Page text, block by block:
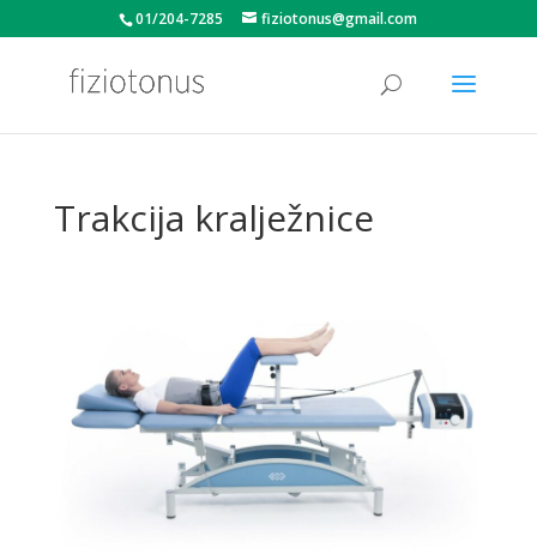
01/204-7285 fiziotonus@gmail.com
Trakcija kralježnice